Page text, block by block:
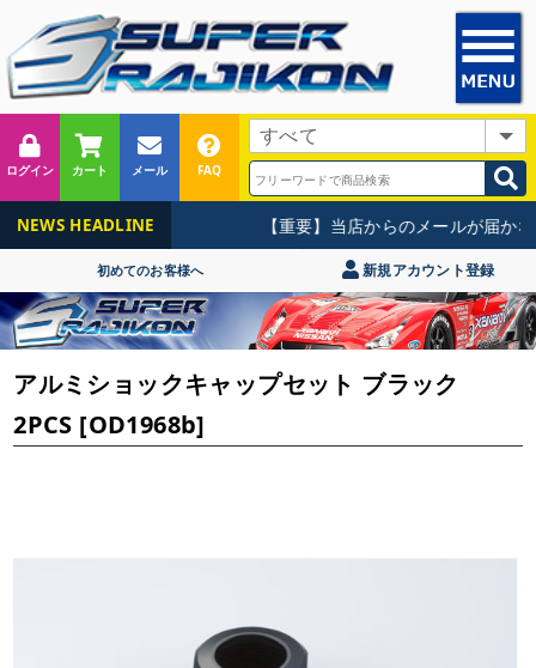
ログイン カート メール FAQ
NEWS HEADLINE 【重要】当店からのメールが届かな
初めてのお客様へ 新規アカウント登録
アルミショックキャップセット ブラック
2PCS [OD1968b]